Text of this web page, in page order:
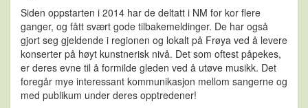
Siden oppstarten i 2014 har de deltatt i NM for kor flere
ganger, og fått svært gode tilbakemeldinger. De har også
gjort seg gjeldende i regionen og lokalt på Frøya ved å levere
konserter på høyt kunstnerisk nivå. Det som oftest påpekes,
er deres evne til å formilde gleden ved å utøve musikk. Det
foregår mye interessant kommunikasjon mellom sangerne og
med publikum under deres opptredener!